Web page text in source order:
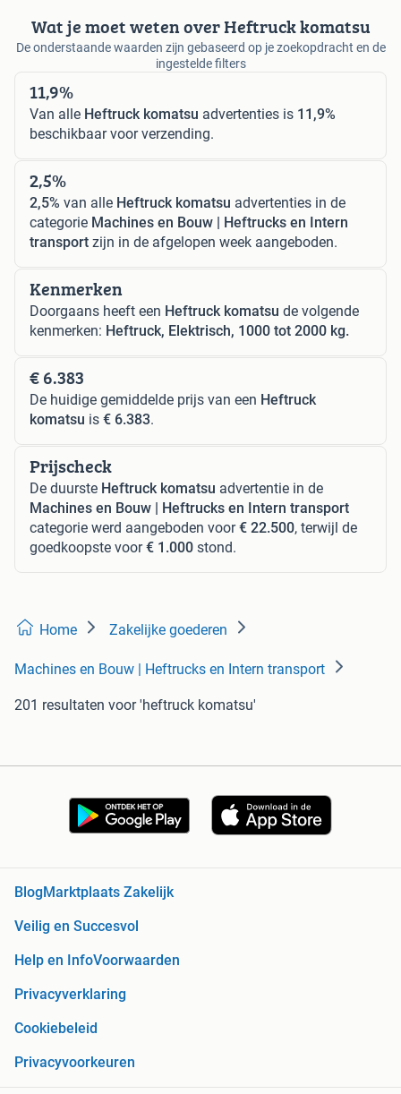
Wat je moet weten over Heftruck komatsu
De onderstaande waarden zijn gebaseerd op je zoekopdracht en de
ingestelde filters
11,9%
Van alle Heftruck komatsu advertenties is 11,9%
beschikbaar voor verzending.
2,5%
2,5% van alle Heftruck komatsu advertenties in de
categorie Machines en Bouw | Heftrucks en Intern
transport zijn in de afgelopen week aangeboden.
Kenmerken
Doorgaans heeft een Heftruck komatsu de volgende
kenmerken: Heftruck, Elektrisch, 1000 tot 2000 kg.
€ 6.383
De huidige gemiddelde prijs van een Heftruck
komatsu is € 6.383.
Prijscheck
De duurste Heftruck komatsu advertentie in de
Machines en Bouw | Heftrucks en Intern transport
categorie werd aangeboden voor€ 22.500, terwijl de
goedkoopste voor€ 1.000 stond.
Home Zakelijke goederen
Machines en Bouw | Heftrucks en Intern transport
201 resultaten voor 'heftruck komatsu'
BlogMarktplaats Zakelijk
Veilig en Succesvol
Help en InfoVoorwaarden
Privacyverklaring
Cookiebeleid
Privacyvoorkeuren